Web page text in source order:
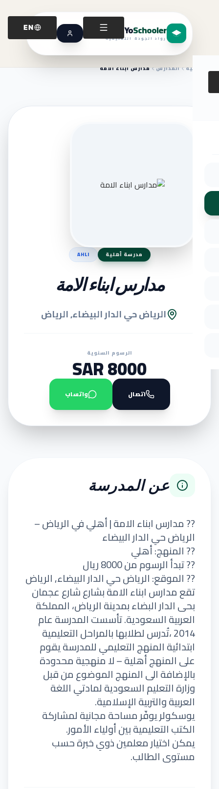
YoSchooler
رواد الجودة التعليمية
EN
الرئيسية المدارس مدارس ابناء الامة
مدرسة أهلية AHLI
مدارس ابناء الامة
الرياض حي الدار البيضاء, الرياض
الرسوم السنوية
8000 SAR
اتصال واتساب
عن المدرسة
?? مدارس ابناء الامة | أهلي في الرياض –
الرياض حي الدار البيضاء
?? المنهج: أهلي
?? تبدأ الرسوم من 8000 ريال
?? الموقع: الرياض حي الدار البيضاء, الرياض
تقع مدارس ابناء الامة بشارع شارع عجمان
بحى الدار البضاء بمدينة الرياض، المملكة
العربية السعودية. تأسست المدرسة عام
2014 ،تُدرس لطلابها بالمراحل التعليمية
ابتدائية المنهج التعليمي للمدرسة يقوم
على المنهج أهلية – لا منهجية محدودة
بالإضافة الى المنهج الموضوع من قبل
وزارة التعليم السعودية لمادتي اللغة
العربية والتربية الإسلامية.
يوسكولر يوفّر مساحة مجانية لمشاركة
الكتب التعليمية بين أولياء الأمور.
يمكن اختيار معلمين ذوي خبرة حسب
مستوى الطالب.